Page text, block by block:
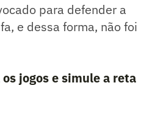
para defender a
e dessa forma, não foi
jogos e simule a reta